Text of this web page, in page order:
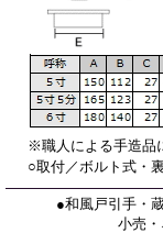
※職人による手造品
○取付／ボルト式・
●和風戸引手・
小売・